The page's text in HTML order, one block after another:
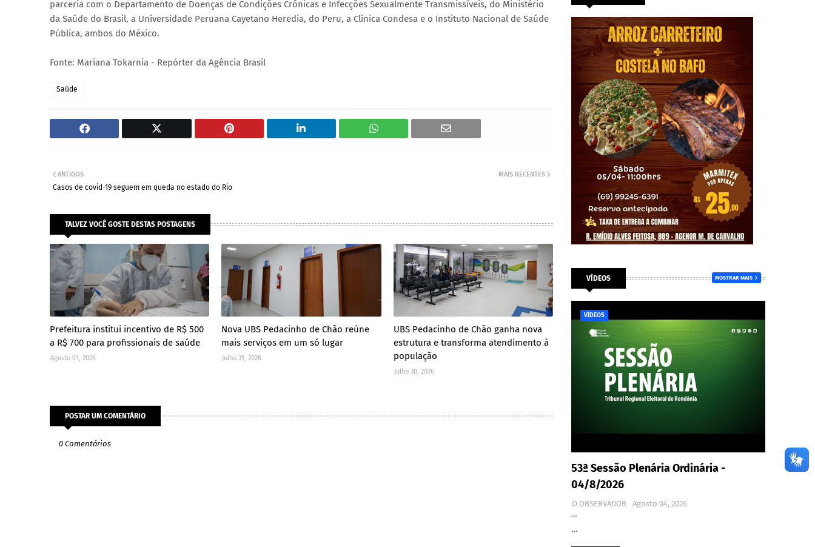
parceria com o Departamento de Doenças de Condições Crônicas e Infecções Sexualmente Transmissíveis, do Ministério
da Saúde do Brasil, a Universidade Peruana Cayetano Heredia, do Peru, a Clínica Condesa e o Instituto Nacional de Saúde
Pública, ambos do México.
Fonte: Mariana Tokarnia - Repórter da Agência Brasil
Saúde
MAIS RECENTES
ANTIGOS
Casos de covid-19 seguem em queda no estado do Rio
TALVEZ VOCÊ GOSTE DESTAS POSTAGENS
Prefeitura institui incentivo de R$ 500
a R$ 700 para profissionais de saúde
Agosto 01, 2026
Nova UBS Pedacinho de Chão reúne
mais serviços em um só lugar
Julho 31, 2026
UBS Pedacinho de Chão ganha nova
estrutura e transforma atendimento à
população
Julho 30, 2026
POSTAR UM COMENTÁRIO
0 Comentários
VÍDEOS MOSTRAR MAIS
VÍDEOS
53ª Sessão Plenária Ordinária -
04/8/2026
O OBSERVADOR
Agosto 04, 2026
…
…